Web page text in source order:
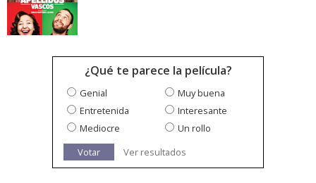
¿Qué te parece la película?
Genial
Muy buena
Entretenida
Interesante
Mediocre
Un rollo
Votar
Ver resultados